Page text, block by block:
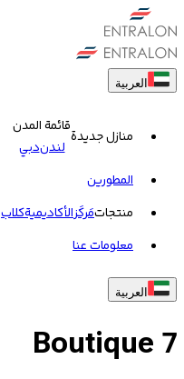
العربية
منازل جديدة
قائمة المدن
لندندبي
المطورين
منتجاتمَركَزالأكاديميةکلاب
معلومات عنا
العربية
Boutique 7